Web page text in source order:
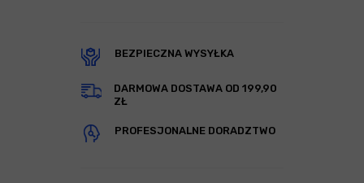
BEZPIECZNA WYSYŁKA
DARMOWA DOSTAWA OD 199,90
ZŁ
PROFESJONALNE DORADZTWO